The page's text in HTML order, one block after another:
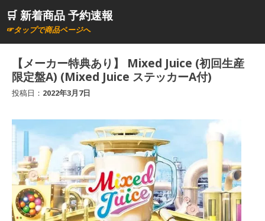
ン🛒 新着商品 予約速報
☞タップで商品ページへ
【メーカー特典あり】 Mixed Juice (初回生産
限定盤A) (Mixed Juice ステッカーA付)
投稿日： 2022年3月7日